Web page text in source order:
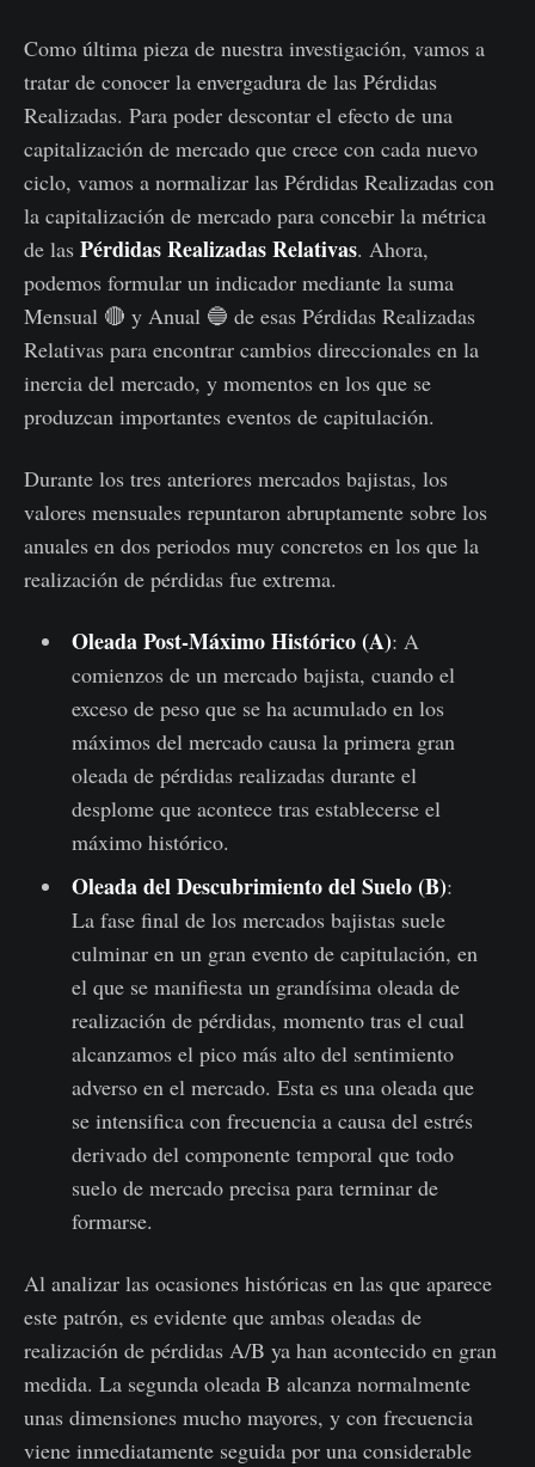
Como última pieza de nuestra investigación, vamos a
tratar de conocer la envergadura de las Pérdidas
Realizadas. Para poder descontar el efecto de una
capitalización de mercado que crece con cada nuevo
ciclo, vamos a normalizar las Pérdidas Realizadas con
la capitalización de mercado para concebir la métrica
de las Pérdidas Realizadas Relativas. Ahora,
podemos formular un indicador mediante la suma
Mensual 🔴 y Anual 🔵 de esas Pérdidas Realizadas
Relativas para encontrar cambios direccionales en la
inercia del mercado, y momentos en los que se
produzcan importantes eventos de capitulación.
Durante los tres anteriores mercados bajistas, los
valores mensuales repuntaron abruptamente sobre los
anuales en dos periodos muy concretos en los que la
realización de pérdidas fue extrema.
Oleada Post-Máximo Histórico (A): A
comienzos de un mercado bajista, cuando el
exceso de peso que se ha acumulado en los
máximos del mercado causa la primera gran
oleada de pérdidas realizadas durante el
desplome que acontece tras establecerse el
máximo histórico.
Oleada del Descubrimiento del Suelo (B):
La fase final de los mercados bajistas suele
culminar en un gran evento de capitulación, en
el que se manifiesta un grandísima oleada de
realización de pérdidas, momento tras el cual
alcanzamos el pico más alto del sentimiento
adverso en el mercado. Esta es una oleada que
se intensifica con frecuencia a causa del estrés
derivado del componente temporal que todo
suelo de mercado precisa para terminar de
formarse.
Al analizar las ocasiones históricas en las que aparece
este patrón, es evidente que ambas oleadas de
realización de pérdidas A/B ya han acontecido en gran
medida. La segunda oleada B alcanza normalmente
unas dimensiones mucho mayores, y con frecuencia
viene inmediatamente seguida por una considerable